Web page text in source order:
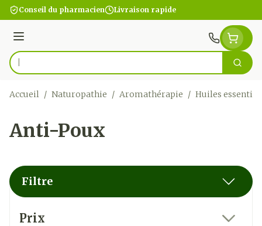
Aller au contenu
Conseil du pharmacien Livraison rapide
Menu
Rechercher
Accueil / Naturopathie / Aromathérapie / Huiles
Anti-Poux
Filtre
Prix